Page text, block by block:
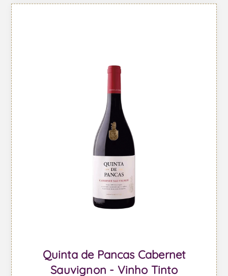
Quinta de Pancas Cabernet
Sauvignon - Vinho Tinto